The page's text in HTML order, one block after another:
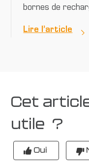
bornes de
Lire l’article
Cet
utile ?
Oui